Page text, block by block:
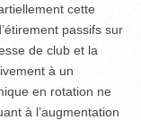
cette
passifs sur
de club et la
à un
en rotation ne
à l’augmentation